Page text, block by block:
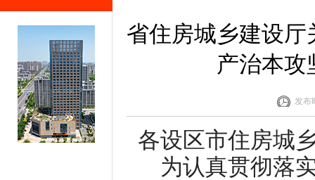
省住房城乡建设
产治本攻
发布
各设区市住房城
为认真贯彻落